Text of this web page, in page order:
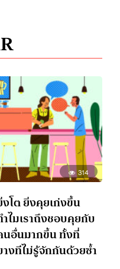
314
โต ยิ่งคุยเก่งขึ้น
ไมเราถึงชอบคุยกับ
อื่นมากขึ้น ทั้งที่
งทีไม่รู้จักกันด้วยซ้ำ